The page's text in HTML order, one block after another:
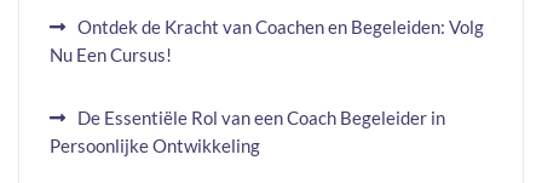
Ontdek de Kracht van Coachen en Begeleiden: Volg
Nu Een Cursus!
De Essentiële Rol van een Coach Begeleider in
Persoonlijke Ontwikkeling